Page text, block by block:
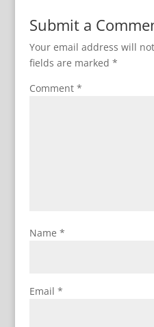
Submit a
Your email address will
fields are marked *
Comment *
Name *
Email *